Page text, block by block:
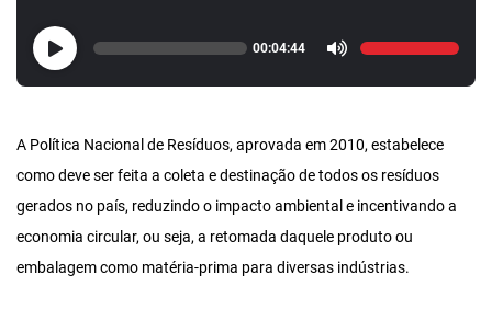
00:04:44
A Política Nacional de Resíduos, aprovada em 2010, estabelece
como deve ser feita a coleta e destinação de todos os resíduos
gerados no país, reduzindo o impacto ambiental e incentivando a
economia circular, ou seja, a retomada daquele produto ou
embalagem como matéria-prima para diversas indústrias.